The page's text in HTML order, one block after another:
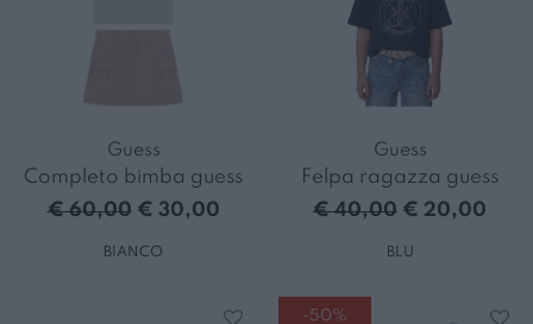
Guess
Completo bimba guess
€ 60,00 € 30,00
BIANCO
Guess
Felpa ragazza guess
€ 40,00 € 20,00
BLU
-50%